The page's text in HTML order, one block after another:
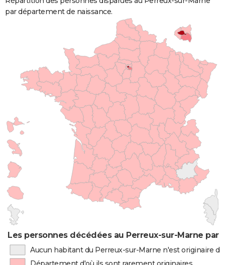
par département de naissance.
Les personnes décédées au Perreux-sur-Marne par
Aucun habitant du Perreux-sur-Marne n'est originaire